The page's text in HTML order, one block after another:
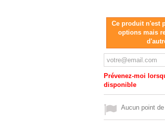
Ce produit n'est
options mais
Prévenez-moi
disponible
Aucun point